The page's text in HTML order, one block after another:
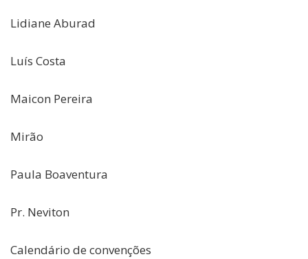
Lidiane Aburad
Luís Costa
Maicon Pereira
Mirão
Paula Boaventura
Pr. Neviton
Calendário de convenções